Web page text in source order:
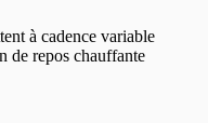
à cadence variable
de repos chauffante